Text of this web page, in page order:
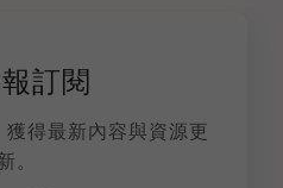
訂閱
得最新內容與資源更
。